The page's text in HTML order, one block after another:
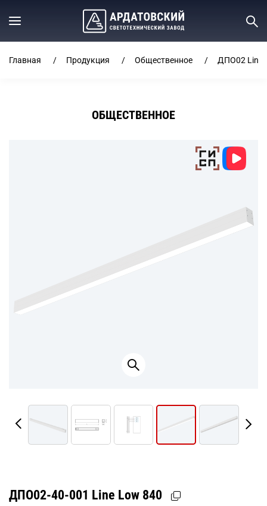
Главная Продукция Общественное ДПО02 Line
ОБЩЕСТВЕННОЕ
ДПО02-40-001 Line Low 840